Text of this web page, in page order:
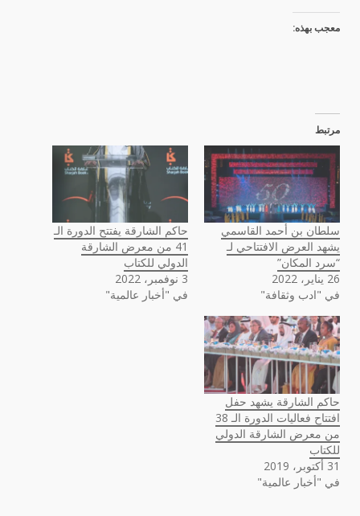
معجب بهذه:
مرتبط
سلطان بن أحمد القاسمي
يشهد العرض الافتتاحي لـ
“سرد المكان”
26 يناير، 2022
في "ادب وثقافة"
حاكم الشارقة يفتتح الدورة الـ
41 من معرض الشارقة
الدولي للكتاب
3 نوفمبر، 2022
في "أخبار عالمية"
حاكم الشارقة يشهد حفل
افتتاح فعاليات الدورة الـ 38
من معرض الشارقة الدولي
للكتاب
31 أكتوبر، 2019
في "أخبار عالمية"